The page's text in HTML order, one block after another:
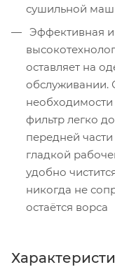
сушильной
Эффективная и
оставляет на
обслуживании.
фильтр легко
передней
гладкой
удобно
никогда не
остаётся ворса